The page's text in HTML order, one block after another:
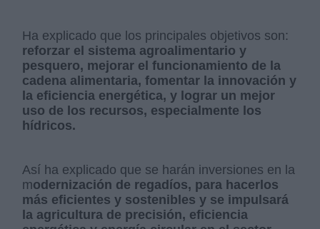
Ha explicado que los principales objetivos son:
reforzar el sistema agroalimentario y
pesquero, mejorar el funcionamiento de la
cadena alimentaria, fomentar la innovación y
la eficiencia energética, y lograr un mejor
uso de los recursos, especialmente los
hídricos.
Así ha explicado que se harán inversiones en la
modernización de regadíos, para hacerlos
más eficientes y sostenibles y se impulsará
la agricultura de precisión, eficiencia